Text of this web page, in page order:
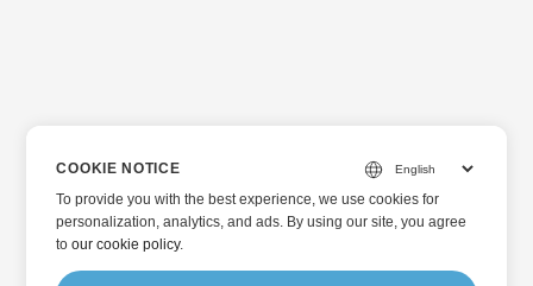
COOKIE NOTICE
To provide you with the best experience, we use cookies for
personalization, analytics, and ads. By using our site, you agree
toour cookie policy.